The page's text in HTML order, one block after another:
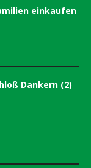
einkaufen
Dankern (2)